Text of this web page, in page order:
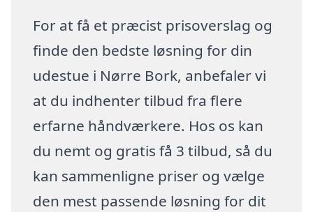
For at få et præcist prisoverslag og
finde den bedste løsning for din
udestue i Nørre Bork, anbefaler vi
at du indhenter tilbud fra flere
erfarne håndværkere. Hos os kan
du nemt og gratis få 3 tilbud, så du
kan sammenligne priser og vælge
den mest passende løsning for dit